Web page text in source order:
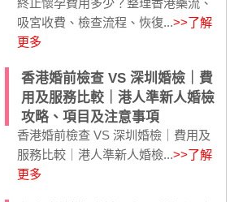
終止懷孕費用多少？整理香港藥流、
吸宮收費、檢查流程、恢復...>>了解
更多
香港婚前檢查 VS 深圳婚檢｜費
用及服務比較｜港人準新人婚檢
攻略、項目及注意事項
香港婚前檢查 VS 深圳婚檢｜費用及
服務比較｜港人準新人婚檢...>>了解
更多